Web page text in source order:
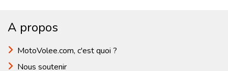
A propos
MotoVolee.com, c'est quoi ?
Nous soutenir